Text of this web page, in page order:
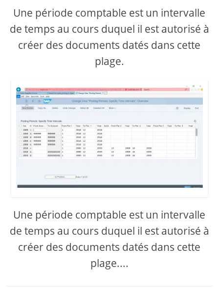
Une période comptable est un intervalle
de temps au cours duquel il est autorisé à
créer des documents datés dans cette
plage.
Une période comptable est un intervalle
de temps au cours duquel il est autorisé à
créer des documents datés dans cette
plage....